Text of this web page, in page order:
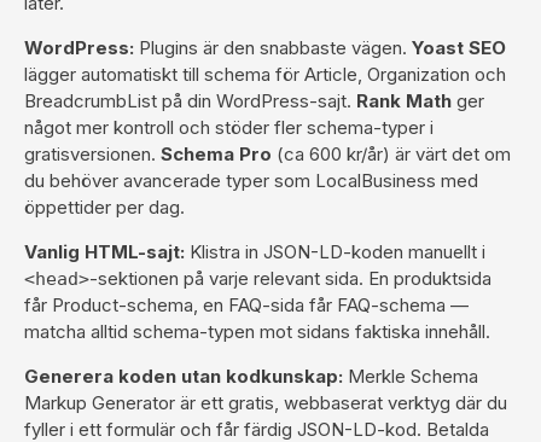
WordPress: Plugins är den snabbaste vägen. Yoast SEO
lägger automatiskt till schema för Article, Organization och
BreadcrumbList på din WordPress-sajt. Rank Math ger
något mer kontroll och stöder fler schema-typer i
gratisversionen. Schema Pro (ca 600 kr/år) är värt det om
du behöver avancerade typer som LocalBusiness med
öppettider per dag.
Vanlig HTML-sajt: Klistra in JSON-LD-koden manuellt i
<head>-sektionen på varje relevant sida. En produktsida
får Product-schema, en FAQ-sida får FAQ-schema —
matcha alltid schema-typen mot sidans faktiska innehåll.
Generera koden utan kodkunskap: Merkle Schema
Markup Generator är ett gratis, webbaserat verktyg där du
fyller i ett formulär och får färdig JSON-LD-kod. Betalda